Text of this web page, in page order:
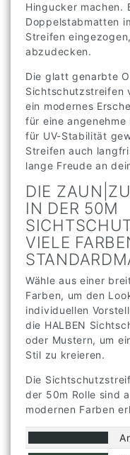
Hingucker machen.
Doppelstabmatten
Streifen
abzudecken.
Die glatt genarbte
Sichtschutzstreifen
ein modernes
für eine
für UV-Stabilität
Streifen auch
lange Freude an
DIE
IN DER 50M
VIELE
Wähle aus einer
Farben, um den
individuellen
die HALBEN
oder Mustern, um
Stil zu kreieren.
Die
der 50m Rolle sind
modernen Farben